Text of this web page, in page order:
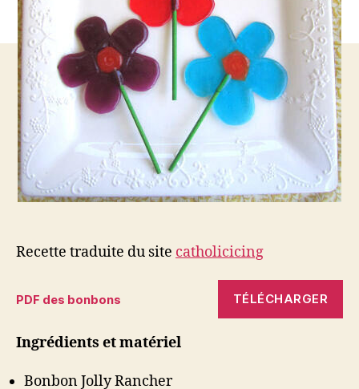
Recette traduite du site catholicicing
PDF des bonbons TÉLÉCHARGER
Ingrédients et matériel
Bonbon Jolly Rancher